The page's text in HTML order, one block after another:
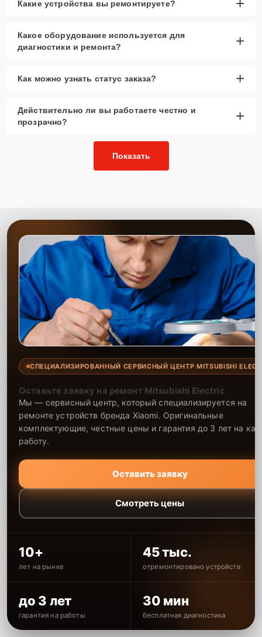
Какие устройства вы ремонтируете?
Какое оборудование используется для
диагностики и ремонта?
+
Как можно узнать статус заказа? +
Действительно ли вы работаете честно и
прозрачно?
+
Показать
СПЕЦИАЛИЗИРОВАННЫЙ СЕРВИСНЫЙ ЦЕНТР MITSUBISHI
Оставьте заявку на ремонт Mitsubishi Electric
Мы — сервисный центр, который специализируется на
ремонте устройств бренда Xiaomi. Оригинальные
комплектующие, честные цены и гарантия до 3 лет на
работу.
Оставить заявку
Смотреть цены
10+
лет на рынке
45 тыс.
отремонтировано устройств
до 3 лет
гарантия на работы
30 мин
бесплатная диагностика